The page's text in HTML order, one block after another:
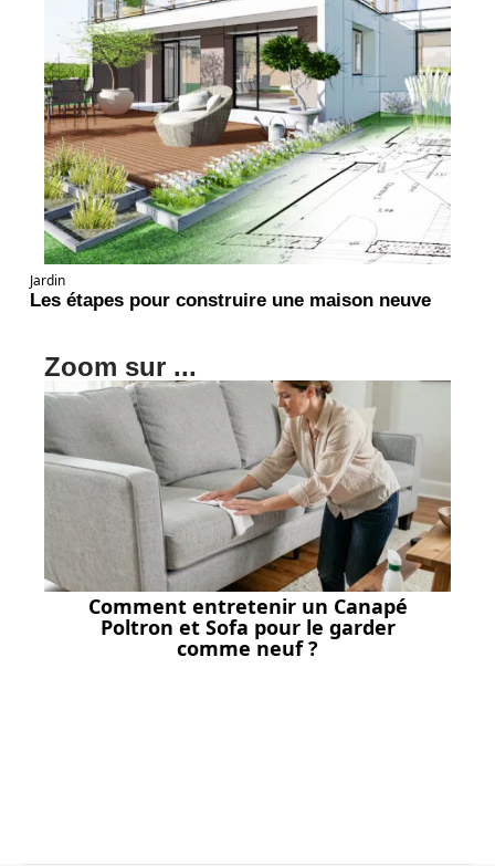
Jardin
Les étapes pour construire une maison neuve
Zoom sur ...
Comment entretenir un Canapé
Poltron et Sofa pour le garder
comme neuf ?